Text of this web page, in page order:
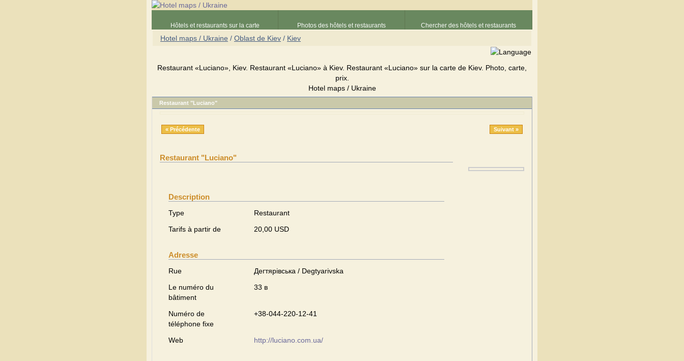
Hôtels et restaurants sur la carte Photos des hôtels et restaurants Chercher des hôtels et restaurants
Hotel maps / Ukraine / Oblast de Kiev / Kiev
Restaurant «Luciano», Kiev. Restaurant «Luciano» à Kiev. Restaurant «Luciano» sur la carte de Kiev. Photo, carte,
prix.
Hotel maps / Ukraine
Restaurant "Luciano"
« Précédente Suivant »
Restaurant "Luciano"
Description
Type
Restaurant
Tarifs à partir de
20,00 USD
Adresse
Rue
Дегтярівська / Degtyarivska
Le numéro du
bâtiment
33 в
Numéro de
téléphone fixe
+38-044-220-12-41
Web http://luciano.com.ua/